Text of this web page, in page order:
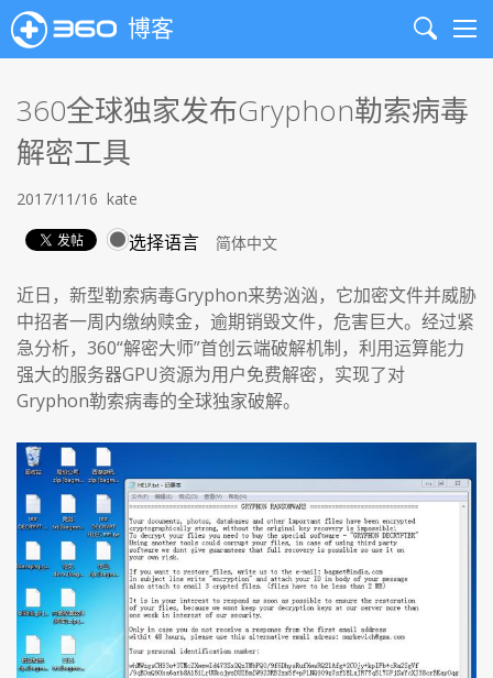
博客
Search
360全球独家发布Gryphon勒索病毒
解密工具
2017/11/16 kate
选择语言
近日，新型勒索病毒Gryphon来势汹汹，它加密文件并威胁
中招者一周内缴纳赎金，逾期销毁文件，危害巨大。经过紧
急分析，360“解密大师”首创云端破解机制，利用运算能力
强大的服务器GPU资源为用户免费解密，实现了对
Gryphon勒索病毒的全球独家破解。